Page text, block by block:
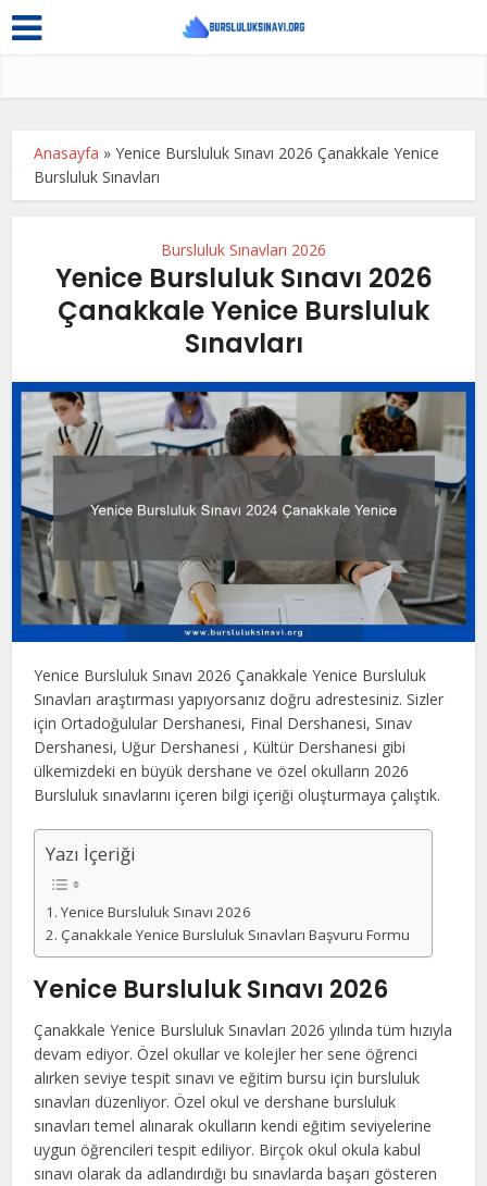
Anasayfa »Yenice Bursluluk Sınavı 2026 Çanakkale Yenice
Bursluluk Sınavları
Bursluluk Sınavları 2026
Yenice Bursluluk Sınavı 2026
Çanakkale Yenice Bursluluk
Sınavları
Yenice Bursluluk Sınavı 2026 Çanakkale Yenice Bursluluk
Sınavları araştırması yapıyorsanız doğru adrestesiniz. Sizler
için Ortadoğulular Dershanesi, Final Dershanesi, Sınav
Dershanesi, Uğur Dershanesi , Kültür Dershanesi gibi
ülkemizdeki en büyük dershane ve özel okulların 2026
Bursluluk sınavlarını içeren bilgi içeriği oluşturmaya çalıştık.
Yazı İçeriği
Yenice Bursluluk Sınavı 2026
Çanakkale Yenice Bursluluk Sınavları Başvuru Formu
Yenice Bursluluk Sınavı 2026
Çanakkale Yenice Bursluluk Sınavları 2026 yılında tüm hızıyla
devam ediyor. Özel okullar ve kolejler her sene öğrenci
alırken seviye tespit sınavı ve eğitim bursu için bursluluk
sınavları düzenliyor. Özel okul ve dershane bursluluk
sınavları temel alınarak okulların kendi eğitim seviyelerine
uygun öğrencileri tespit ediliyor. Birçok okul okula kabul
sınavı olarak da adlandırdığı bu sınavlarda başarı gösteren